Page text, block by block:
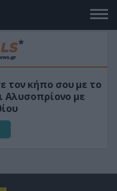
τον κήπο σου με το
Αλυσοπρίονο με